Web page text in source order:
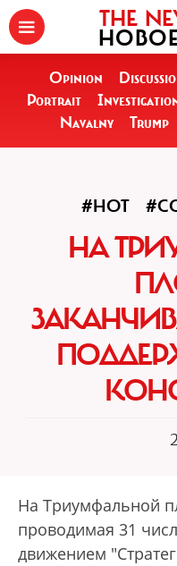
THE
Opinion
Portrait
Navalny
Trump
#HOT
НА
На Триумфальной
проводимая 31
движением